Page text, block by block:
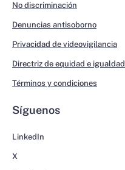
No discriminación
Denuncias antisoborno
Privacidad de videovigilancia
Directriz de equidad e igualdad
Términos y condiciones
Síguenos
LinkedIn
X